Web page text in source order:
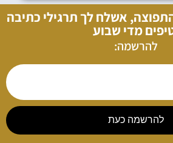
אשלח לך תרגילי כתיבה
מדי שבוע
להרשמה:
להרשמה כעת